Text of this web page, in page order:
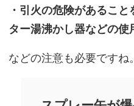
・引火の危険があるこ
ター湯沸かし器などの
などの注意も必要ですね。